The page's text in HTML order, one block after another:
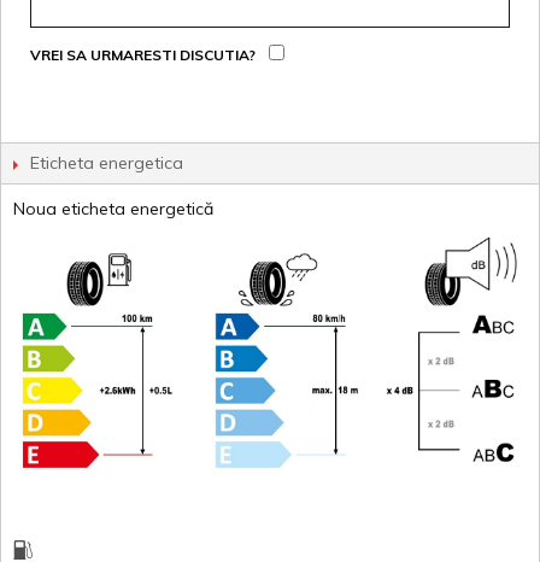
VREI SA URMARESTI DISCUTIA?
Eticheta energetica
Noua eticheta energetică